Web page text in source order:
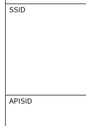
SSID
APISID